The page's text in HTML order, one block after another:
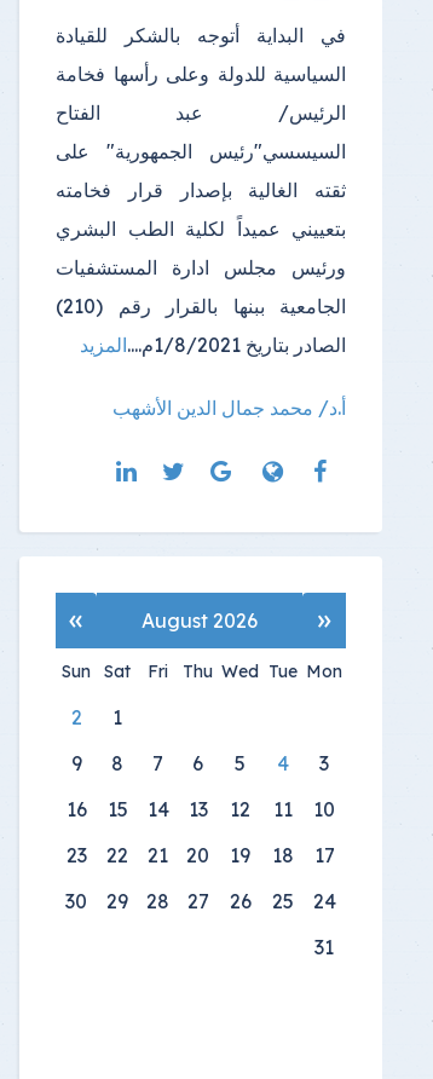
في البداية أتوجه بالشكر للقيادة
السياسية للدولة وعلى رأسها فخامة
الرئيس/ عبد الفتاح
السيسسي"رئيس الجمهورية" على
ثقته الغالية بإصدار قرار فخامته
بتعييني عميداً لكلية الطب البشري
ورئيس مجلس ادارة المستشفيات
الجامعية ببنها بالقرار رقم (210)
الصادر بتاريخ 1/8/2021م....
المزيد
أ.د/ محمد جمال الدين الأشهب
«
August 2026
»
Mon
Tue
Wed
Thu
Fri
Sat
Sun
1
2
3
4
5
6
7
8
9
10
11
12
13
14
15
16
17
18
19
20
21
22
23
24
25
26
27
28
29
30
31